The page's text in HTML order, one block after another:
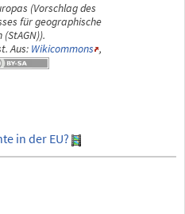
(Vorschlag des
für geographische
Aus: Wikicommons ,
in der EU?